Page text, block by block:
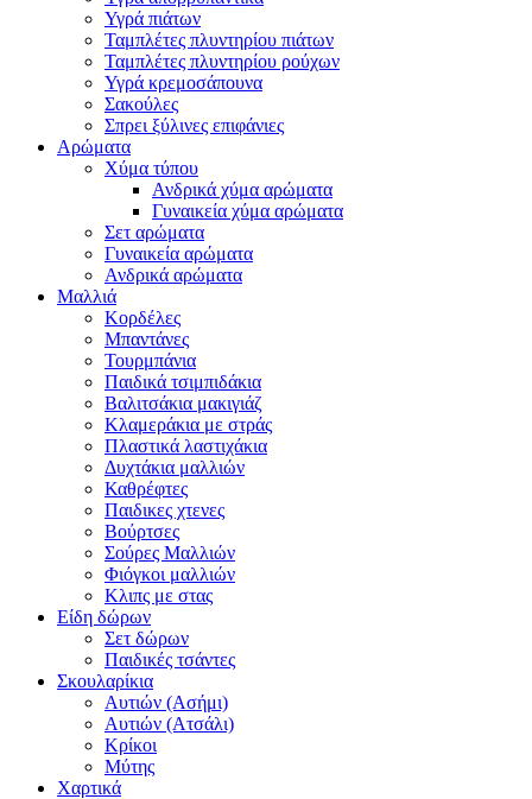
Υγρά πιάτων
Ταμπλέτες πλυντηρίου πιάτων
Ταμπλέτες πλυντηρίου ρούχων
Υγρά κρεμοσάπουνα
Σακούλες
Σπρει ξύλινες επιφάνιες
Αρώματα
Χύμα τύπου
Ανδρικά χύμα αρώματα
Γυναικεία χύμα αρώματα
Σετ αρώματα
Γυναικεία αρώματα
Ανδρικά αρώματα
Μαλλιά
Κορδέλες
Μπαντάνες
Τουρμπάνια
Παιδικά τσιμπιδάκια
Βαλιτσάκια μακιγιάζ
Κλαμεράκια με στράς
Πλαστικά λαστιχάκια
Δυχτάκια μαλλιών
Καθρέφτες
Παιδικες χτενες
Βούρτσες
Σούρες Μαλλιών
Φιόγκοι μαλλιών
Κλιπς με στας
Είδη δώρων
Σετ δώρων
Παιδικές τσάντες
Σκουλαρίκια
Αυτιών (Ασήμι)
Αυτιών (Ατσάλι)
Κρίκοι
Μύτης
Χαρτικά